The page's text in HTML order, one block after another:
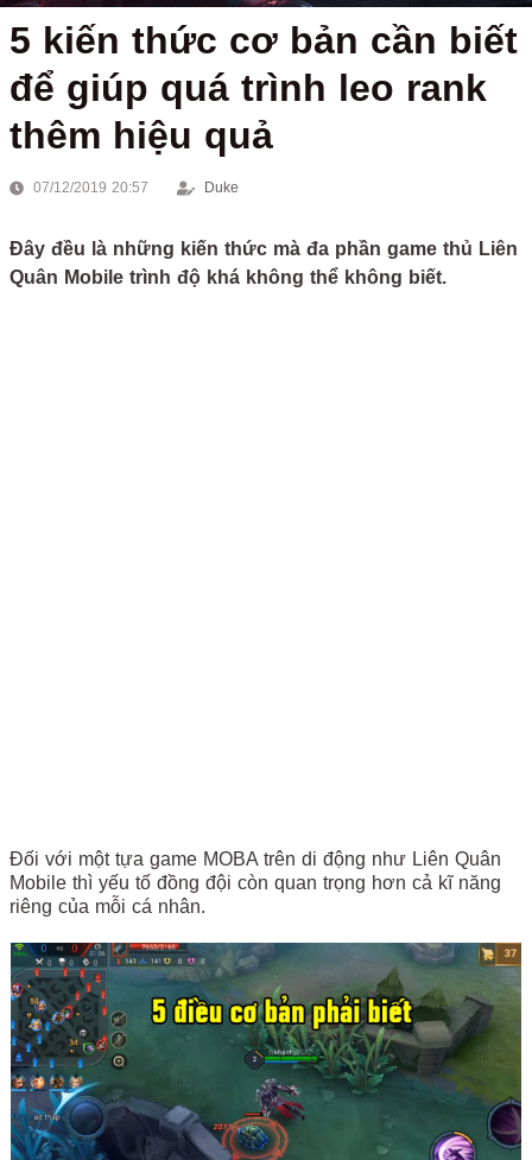
5 kiến thức cơ bản cần biết
để giúp quá trình leo rank
thêm hiệu quả
07/12/2019 20:57 Duke
Đây đều là những kiến thức mà đa phần game thủ Liên
Quân Mobile trình độ khá không thể không biết.
Đối với một tựa game MOBA trên di động như Liên Quân
Mobile thì yếu tố đồng đội còn quan trọng hơn cả kĩ năng
riêng của mỗi cá nhân.